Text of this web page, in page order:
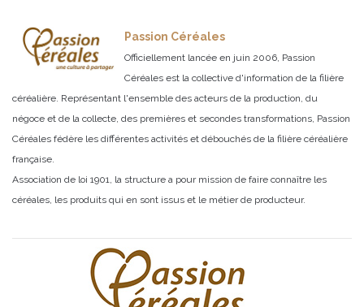
Passion Céréales
Officiellement lancée en juin 2006, Passion
Céréales est la collective d'information de la filière
céréalière. Représentant l'ensemble des acteurs de la production, du
négoce et de la collecte, des premières et secondes transformations, Passion
Céréales fédère les différentes activités et débouchés de la filière céréalière
française.
Association de loi 1901, la structure a pour mission de faire connaître les
céréales, les produits qui en sont issus et le métier de producteur.